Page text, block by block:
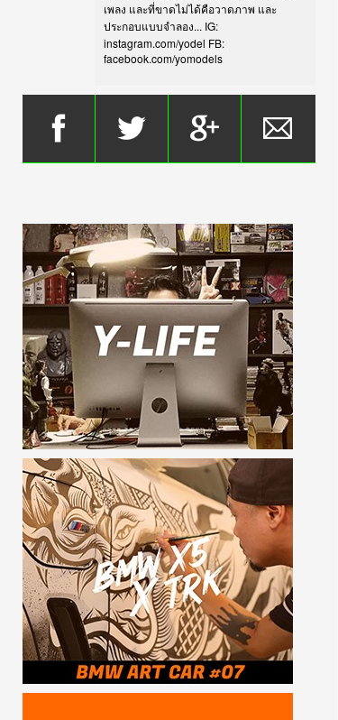
เพลง และที่ขาดไม่ได้คือวาดภาพ และ
ประกอบแบบจำลอง... IG:
instagram.com/yodel FB:
facebook.com/yomodels